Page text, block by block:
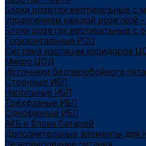
Блоки розеток вертикальные с
управлением каждой розеткой
Блоки розеток вертикальные с
Горизонтальные PDU
Система изоляции коридоров
Микро ЦОД
Источники бесперебойного
Стоечные ИБП
Напольные ИБП
Трёхфазные ИБП
Однофазные ИБП
АКБ и блоки батарей
Дополнительные элементы для
Резервирование питания